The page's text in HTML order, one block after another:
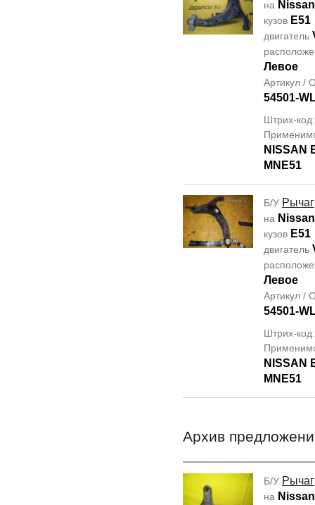
на
кузов E51
двигатель
Левое
Артикул /
54501-
Штрих-
NISSAN
MNE51
Б/У Рычаг
на
кузов E51
двигатель
Левое
Артикул /
54501-
Штрих-
NISSAN
MNE51
Архив
Б/У Рычаг
на